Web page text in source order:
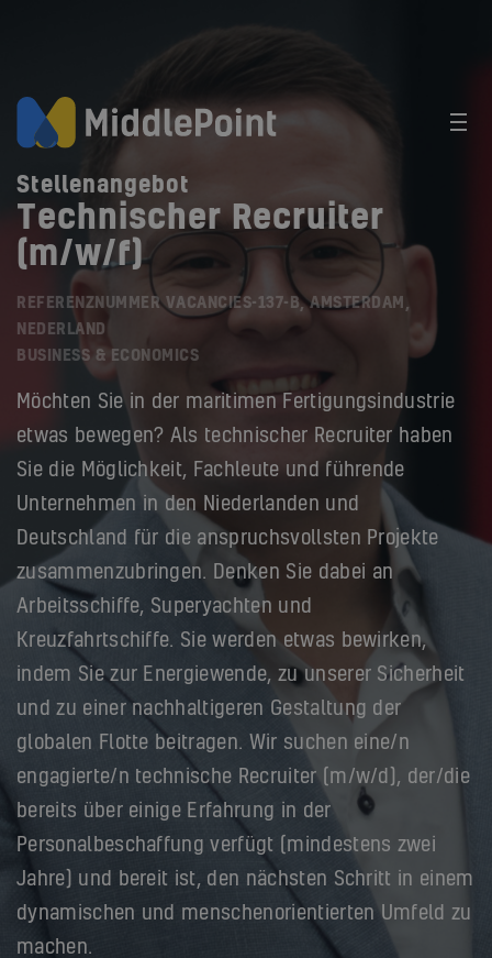
Stellenangebot
Technischer Recruiter
(m/w/f)
REFERENZNUMMER VACANCIES-137-B, AMSTERDAM,
NEDERLAND
BUSINESS & ECONOMICS
Möchten Sie in der maritimen Fertigungsindustrie
etwas bewegen? Als technischer Recruiter haben
Sie die Möglichkeit, Fachleute und führende
Unternehmen in den Niederlanden und
Deutschland für die anspruchsvollsten Projekte
zusammenzubringen. Denken Sie dabei an
Arbeitsschiffe, Superyachten und
Kreuzfahrtschiffe. Sie werden etwas bewirken,
indem Sie zur Energiewende, zu unserer Sicherheit
und zu einer nachhaltigeren Gestaltung der
globalen Flotte beitragen. Wir suchen eine/n
engagierte/n technische Recruiter (m/w/d), der/die
bereits über einige Erfahrung in der
Personalbeschaffung verfügt (mindestens zwei
Jahre) und bereit ist, den nächsten Schritt in einem
dynamischen und menschenorientierten Umfeld zu
machen.